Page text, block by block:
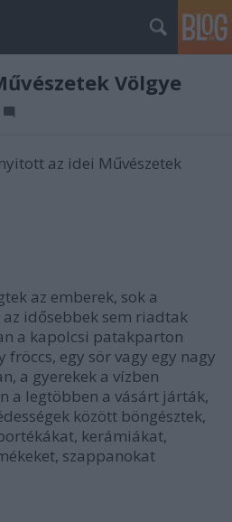
Völgye
az idei Művészetek
az emberek, sok a
az idősebbek sem riadtak
a kapolcsi patakparton
fröccs, egy sör vagy egy nagy
a gyerekek a vízben
a legtöbben a vásárt járták,
között böngésztek,
kerámiákat,
szappanokat